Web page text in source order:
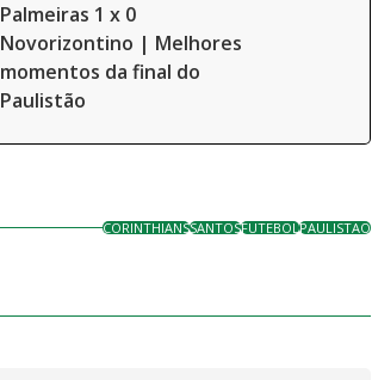
Palmeiras 1 x 0
Novorizontino | Melhores
momentos da final do
Paulistão
CORINTHIANSSANTOSFUTEBOLPAULISTAO